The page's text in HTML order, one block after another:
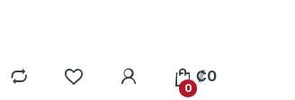
0
₡0